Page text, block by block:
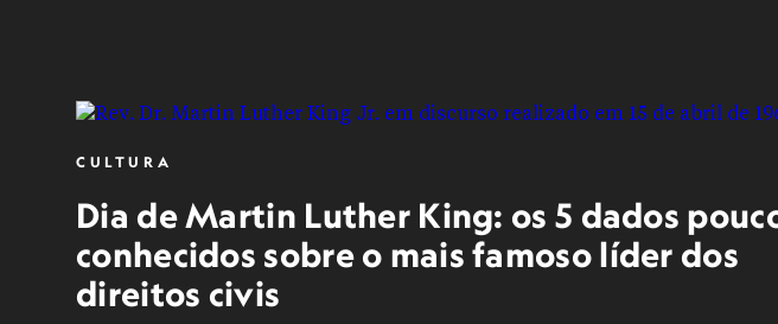
CULTURA
Dia de Martin Luther King: os 5 dados
conhecidos sobre o mais famoso líder dos
direitos civis